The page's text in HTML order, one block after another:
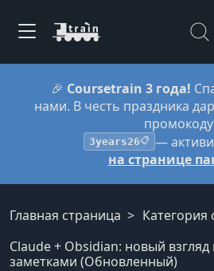
🎉 Coursetrain 3 года!
нами. В честь праздника
промокоду
3years26📋 —
на странице
Главная страница
Категория
Claude + Obsidian: новый взгляд
заметками (Обновленный)